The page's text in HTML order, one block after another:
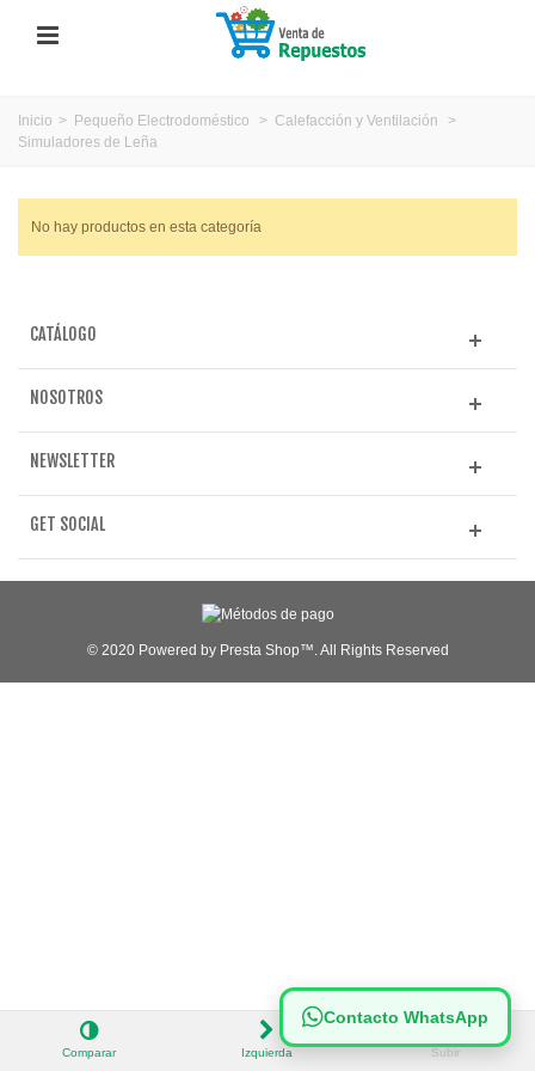
Inicio > Pequeño Electrodoméstico > Calefacción y Ventilación
>
Simuladores de Leña
No hay productos en esta categoría
CATÁLOGO
NOSOTROS
NEWSLETTER
GET SOCIAL
Contacto WhatsApp
© 2020 Powered by Presta Shop™. All Rights Reserved
Comparar Izquierda Subir